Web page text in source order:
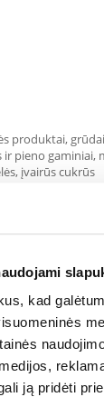
kad
ją pridėti
produktai,
ir pieno gaminiai,
įvairūs cukrūs
dalys